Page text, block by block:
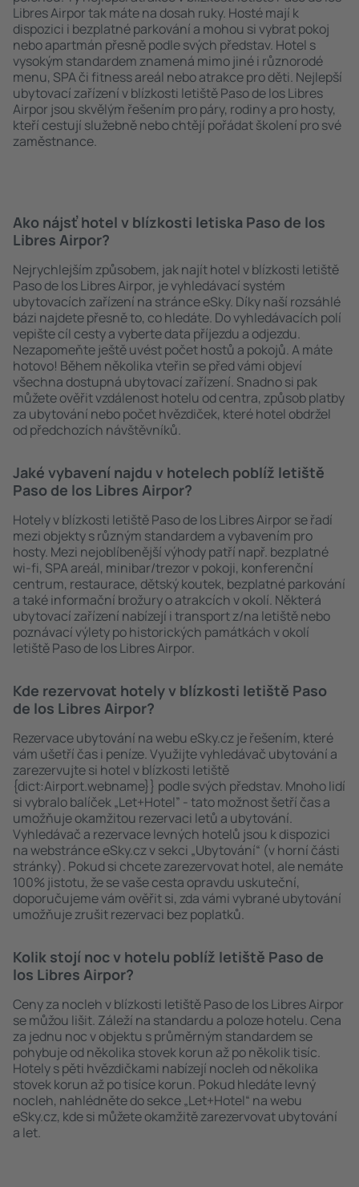
Libres Airpor tak máte na dosah ruky. Hosté mají k
dispozici i bezplatné parkování a mohou si vybrat pokoj
nebo apartmán přesně podle svých představ. Hotel s
vysokým standardem znamená mimo jiné i různorodé
menu, SPA či fitness areál nebo atrakce pro děti. Nejlepší
ubytovací zařízení v blízkosti letiště Paso de los Libres
Airpor jsou skvělým řešením pro páry, rodiny a pro hosty,
kteří cestují služebně nebo chtějí pořádat školení pro své
zaměstnance.
Ako nájsť hotel v blízkosti letiska Paso de los
Libres Airpor?
Nejrychlejším způsobem, jak najít hotel v blízkosti letiště
Paso de los Libres Airpor, je vyhledávací systém
ubytovacích zařízení na stránce eSky. Díky naší rozsáhlé
bázi najdete přesně to, co hledáte. Do vyhledávacích polí
vepište cíl cesty a vyberte data příjezdu a odjezdu.
Nezapomeňte ještě uvést počet hostů a pokojů. A máte
hotovo! Během několika vteřin se před vámi objeví
všechna dostupná ubytovací zařízení. Snadno si pak
můžete ověřit vzdálenost hotelu od centra, způsob platby
za ubytování nebo počet hvězdiček, které hotel obdržel
od předchozích návštěvníků.
Jaké vybavení najdu v hotelech poblíž letiště
Paso de los Libres Airpor?
Hotely v blízkosti letiště Paso de los Libres Airpor se řadí
mezi objekty s různým standardem a vybavením pro
hosty. Mezi nejoblíbenější výhody patří např. bezplatné
wi-fi, SPA areál, minibar/trezor v pokoji, konferenční
centrum, restaurace, dětský koutek, bezplatné parkování
a také informační brožury o atrakcích v okolí. Některá
ubytovací zařízení nabízejí i transport z/na letiště nebo
poznávací výlety po historických památkách v okolí
letiště Paso de los Libres Airpor.
Kde rezervovat hotely v blízkosti letiště Paso
de los Libres Airpor?
Rezervace ubytování na webu eSky.cz je řešením, které
vám ušetří čas i peníze. Využijte vyhledávač ubytování a
zarezervujte si hotel v blízkosti letiště
{dict:Airport.webname}} podle svých představ. Mnoho lidí
si vybralo balíček „Let+Hotel” - tato možnost šetří čas a
umožňuje okamžitou rezervaci letů a ubytování.
Vyhledávač a rezervace levných hotelů jsou k dispozici
na webstránce eSky.cz v sekci „Ubytování“ (v horní části
stránky). Pokud si chcete zarezervovat hotel, ale nemáte
100% jistotu, že se vaše cesta opravdu uskuteční,
doporučujeme vám ověřit si, zda vámi vybrané ubytování
umožňuje zrušit rezervaci bez poplatků.
Kolik stojí noc v hotelu poblíž letiště Paso de
los Libres Airpor?
Ceny za nocleh v blízkosti letiště Paso de los Libres Airpor
se můžou lišit. Záleží na standardu a poloze hotelu. Cena
za jednu noc v objektu s průměrným standardem se
pohybuje od několika stovek korun až po několik tisíc.
Hotely s pěti hvězdičkami nabízejí nocleh od několika
stovek korun až po tisíce korun. Pokud hledáte levný
nocleh, nahlédněte do sekce „Let+Hotel“ na webu
eSky.cz, kde si můžete okamžitě zarezervovat ubytování
a let.